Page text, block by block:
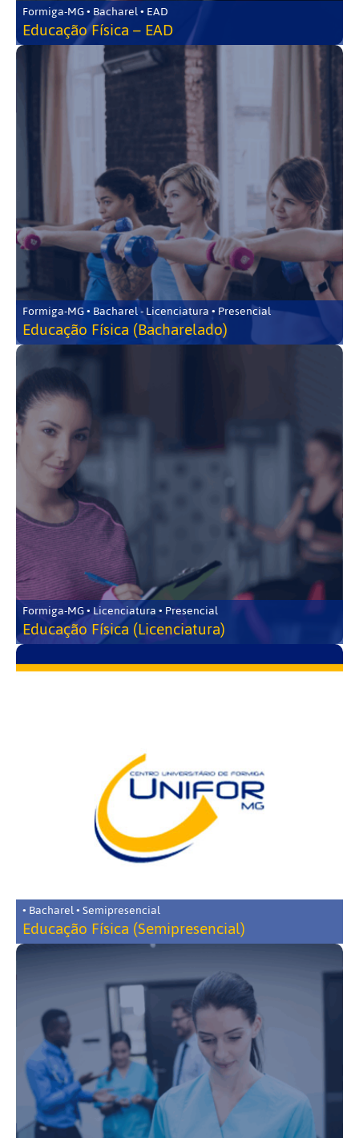
Formiga-MG • Bacharel • EAD
Educação Física – EAD
Formiga-MG • Bacharel - Licenciatura • Presencial
Educação Física (Bacharelado)
Formiga-MG • Licenciatura • Presencial
Educação Física (Licenciatura)
• Bacharel • Semipresencial
Educação Física (Semipresencial)